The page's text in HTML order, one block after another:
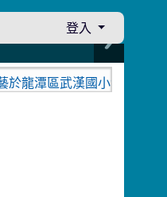
登入
龍潭區武漢國小演出。中壢